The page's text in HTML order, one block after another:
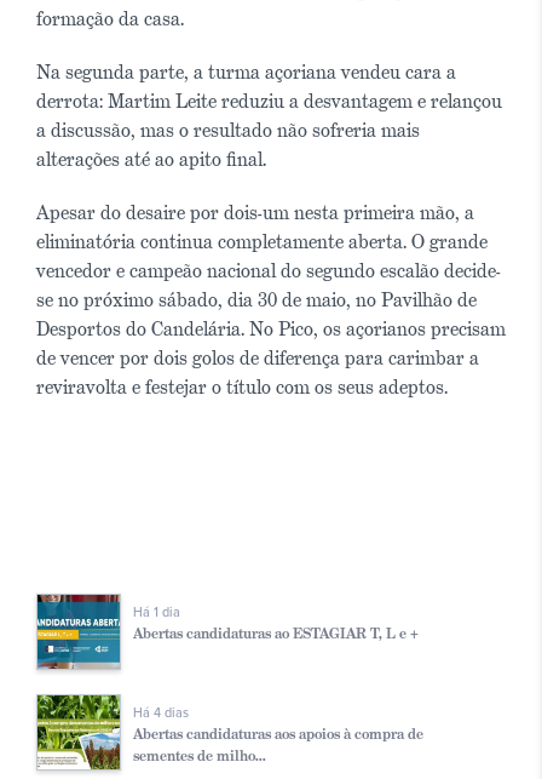
formação da casa.
Na segunda parte, a turma açoriana vendeu cara a
derrota: Martim Leite reduziu a desvantagem e relançou
a discussão, mas o resultado não sofreria mais
alterações até ao apito final.
Apesar do desaire por dois-um nesta primeira mão, a
eliminatória continua completamente aberta. O grande
vencedor e campeão nacional do segundo escalão decide-
se no próximo sábado, dia 30 de maio, no Pavilhão de
Desportos do Candelária. No Pico, os açorianos precisam
de vencer por dois golos de diferença para carimbar a
reviravolta e festejar o título com os seus adeptos.
Há 1 dia
Abertas candidaturas ao ESTAGIAR T, L e +
Há 4 dias
Abertas candidaturas aos apoios à compra de
sementes de milho...